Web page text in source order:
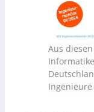
Aus
Ingenieure